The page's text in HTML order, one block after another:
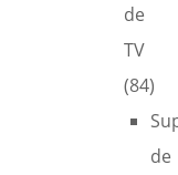
de
TV
(84)
de